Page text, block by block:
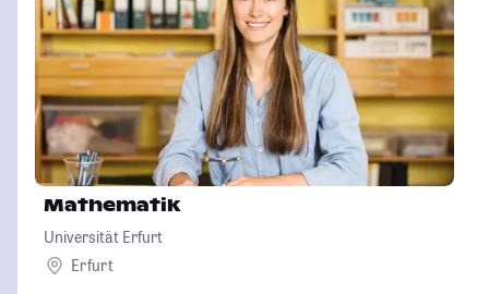
Mathematik
Universität Erfurt
Erfurt